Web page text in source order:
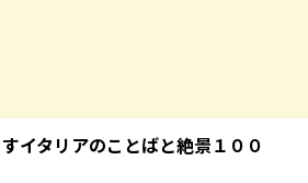
イタリアのことばと絶景１００